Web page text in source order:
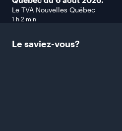
Le TVA Nouvelles Québec
1 h 2 min
Le saviez-vous?